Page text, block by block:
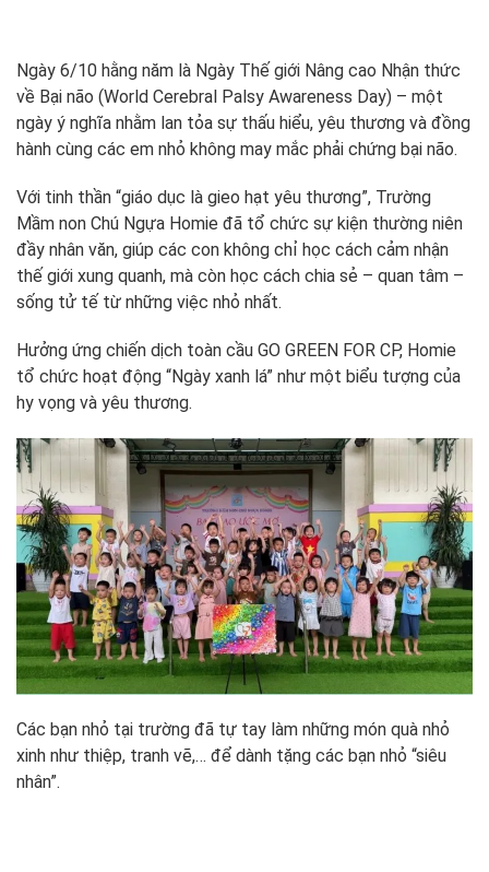
Ngày 6/10 hằng năm là Ngày Thế giới Nâng cao Nhận thức
về Bại não (World Cerebral Palsy Awareness Day) – một
ngày ý nghĩa nhằm lan tỏa sự thấu hiểu, yêu thương và đồng
hành cùng các em nhỏ không may mắc phải chứng bại não.
Với tinh thần “giáo dục là gieo hạt yêu thương”, Trường
Mầm non Chú Ngựa Homie đã tổ chức sự kiện thường niên
đầy nhân văn, giúp các con không chỉ học cách cảm nhận
thế giới xung quanh, mà còn học cách chia sẻ – quan tâm –
sống tử tế từ những việc nhỏ nhất.
Hưởng ứng chiến dịch toàn cầu GO GREEN FOR CP, Homie
tổ chức hoạt động “Ngày xanh lá” như một biểu tượng của
hy vọng và yêu thương.
Các bạn nhỏ tại trường đã tự tay làm những món quà nhỏ
xinh như thiệp, tranh vẽ,… để dành tặng các bạn nhỏ “siêu
nhân”.